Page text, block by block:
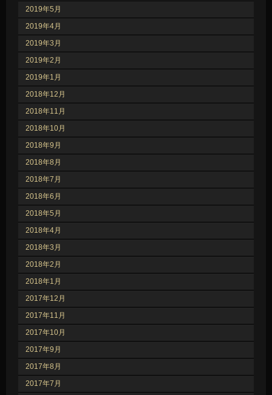
2019年5月
2019年4月
2019年3月
2019年2月
2019年1月
2018年12月
2018年11月
2018年10月
2018年9月
2018年8月
2018年7月
2018年6月
2018年5月
2018年4月
2018年3月
2018年2月
2018年1月
2017年12月
2017年11月
2017年10月
2017年9月
2017年8月
2017年7月